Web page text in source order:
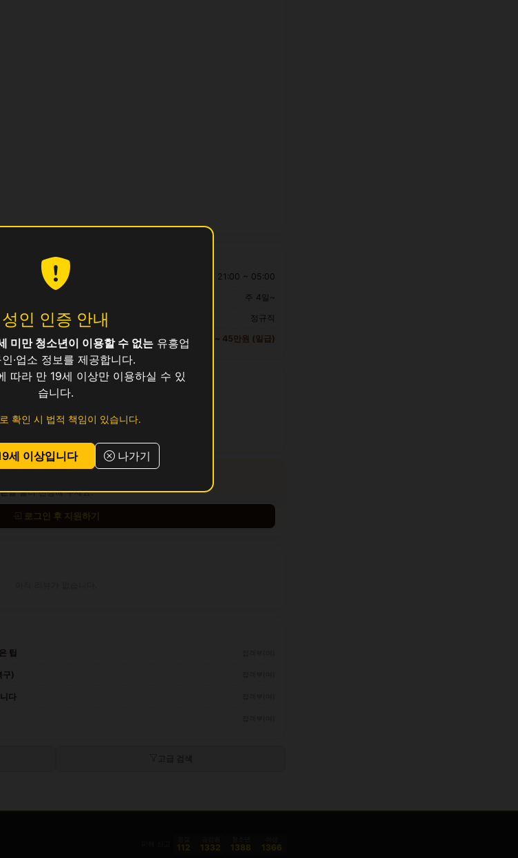
성인 인증 안내
미만 청소년이 이용할 수 없는 유흥업
·업소 정보를 제공합니다.
따라 만 19세 이상만 이용하실 수 있
습니다.
확인 시 법적 책임이 있습니다.
세 이상입니다 나가기
21:00 ~ 05:00
주 4일~
정규직
25만 ~ 45만원 (일급)
숙사 지원 가능
을 눌러 신청해 주세요.
로그인 후 지원하기
팁
구)
다
112 1332 1388 1366